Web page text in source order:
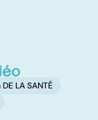
DE LA SANTÉ